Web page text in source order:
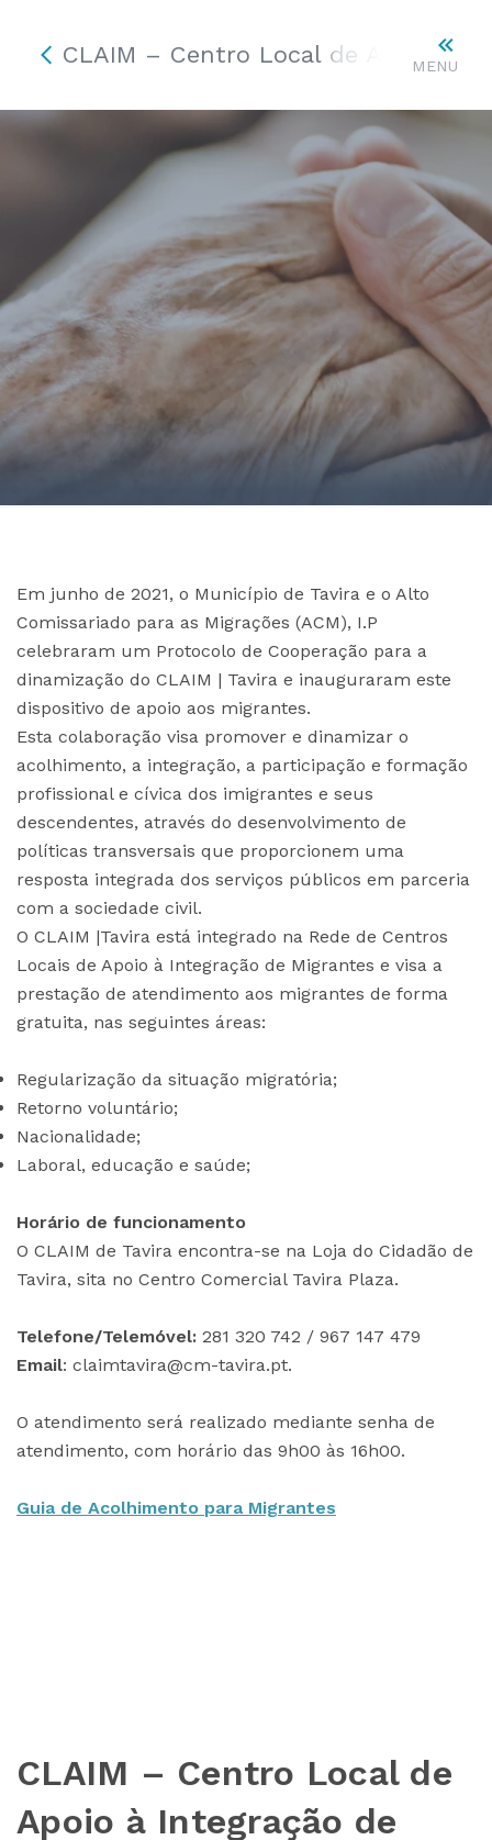
MENU
CLAIM – Centro Local de Apoio à
Em junho de 2021, o Município de Tavira e o Alto
Comissariado para as Migrações (ACM), I.P
celebraram um Protocolo de Cooperação para a
dinamização do CLAIM | Tavira e inauguraram este
dispositivo de apoio aos migrantes.
Esta colaboração visa promover e dinamizar o
acolhimento, a integração, a participação e formação
profissional e cívica dos imigrantes e seus
descendentes, através do desenvolvimento de
políticas transversais que proporcionem uma
resposta integrada dos serviços públicos em parceria
com a sociedade civil.
O CLAIM |Tavira está integrado na Rede de Centros
Locais de Apoio à Integração de Migrantes e visa a
prestação de atendimento aos migrantes de forma
gratuita, nas seguintes áreas:
Regularização da situação migratória;
Retorno voluntário;
Nacionalidade;
Laboral, educação e saúde;
Horário de funcionamento
O CLAIM de Tavira encontra-se na Loja do Cidadão de
Tavira, sita no Centro Comercial Tavira Plaza.
Telefone/Telemóvel: 281 320 742 / 967 147 479
Email: claimtavira@cm-tavira.pt.
O atendimento será realizado mediante senha de
atendimento, com horário das 9h00 às 16h00.
Guia de Acolhimento para Migrantes
CLAIM – Centro Local de
Apoio à Integração de